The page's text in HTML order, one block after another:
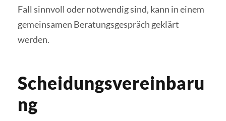
Fall sinnvoll oder notwendig sind, kann in einem
gemeinsamen Beratungsgespräch geklärt
werden.
Scheidungsvereinbaru
ng